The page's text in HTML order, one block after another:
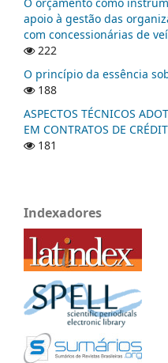
apoio à gestão das
com concessionárias de
222
O princípio da essência
188
ASPECTOS TÉCNICOS
EM CONTRATOS DE
181
Indexadores